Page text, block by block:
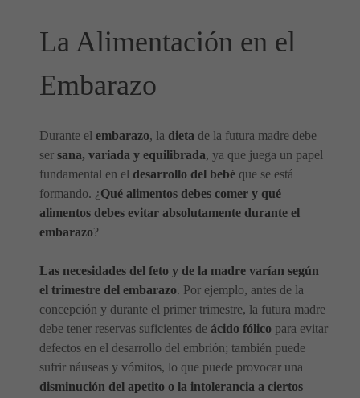
La Alimentación en el
Embarazo
Durante el embarazo, la dieta de la futura madre debe
ser sana, variada y equilibrada, ya que juega un papel
fundamental en el desarrollo del bebé que se está
formando. ¿Qué alimentos debes comer y qué
alimentos debes evitar absolutamente durante el
embarazo?
Las necesidades del feto y de la madre varían según
el trimestre del embarazo. Por ejemplo, antes de la
concepción y durante el primer trimestre, la futura madre
debe tener reservas suficientes de ácido fólico para evitar
defectos en el desarrollo del embrión; también puede
sufrir náuseas y vómitos, lo que puede provocar una
disminución del apetito o la intolerancia a ciertos